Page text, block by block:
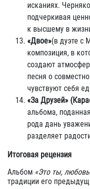
исканиях.
подчеркивая
к высшему в
«Двое»(в дуэте с
композиция, в
создают
песня о
чувствуют себя
«За Друзей»
альбома,
рода дань
разделяет
Итоговая рецензия
Альбом «Это ты,
традиции его